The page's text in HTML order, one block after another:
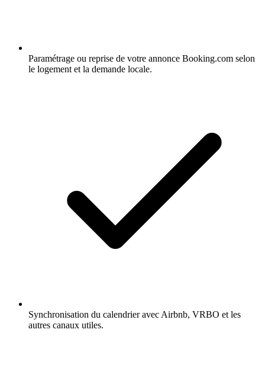
Paramétrage ou reprise de votre annonce Booking.com selon
le logement et la demande locale.
Synchronisation du calendrier avec Airbnb, VRBO et les
autres canaux utiles.